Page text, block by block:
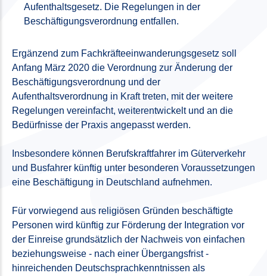
Aufenthaltsgesetz. Die Regelungen in der
Beschäftigungsverordnung entfallen.
Ergänzend zum Fachkräfteeinwanderungsgesetz soll
Anfang März 2020 die Verordnung zur Änderung der
Beschäftigungsverordnung und der
Aufenthaltsverordnung in Kraft treten, mit der weitere
Regelungen vereinfacht, weiterentwickelt und an die
Bedürfnisse der Praxis angepasst werden.
Insbesondere können Berufskraftfahrer im Güterverkehr
und Busfahrer künftig unter besonderen Voraussetzungen
eine Beschäftigung in Deutschland aufnehmen.
Für vorwiegend aus religiösen Gründen beschäftigte
Personen wird künftig zur Förderung der Integration vor
der Einreise grundsätzlich der Nachweis von einfachen
beziehungsweise - nach einer Übergangsfrist -
hinreichenden Deutschsprachkenntnissen als